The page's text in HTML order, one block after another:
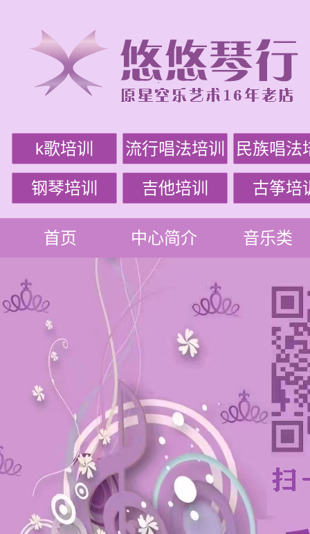
k歌培训 流行唱法培训 民族唱法
钢琴培训 吉他培训 古筝培
首页 中心简介 音乐类